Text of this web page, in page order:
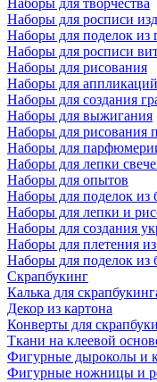
Наборы для творчества
Наборы для росписи
Наборы для поделок из
Наборы для росписи
Наборы для рисования
Наборы для
Наборы для создания
Наборы для выжигания
Наборы для рисования
Наборы для
Наборы для лепки
Наборы для опытов
Наборы для поделок из
Наборы для лепки и
Наборы для создания
Наборы для плетения
Наборы для поделок из
Скрапбукинг
Калька для
Декор из картона
Конверты для
Ткани на клеевой
Фигурные дыроколы и
Фигурные ножницы и